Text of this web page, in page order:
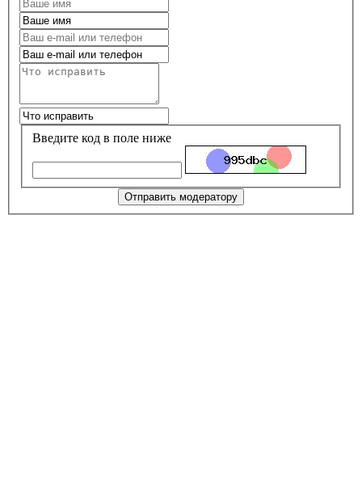
Введите код в поле ниже
Отправить модератору